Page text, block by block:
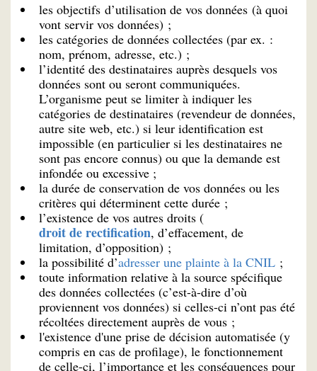
les objectifs d’utilisation de vos données (à quoi
vont servir vos données) ;
les catégories de données collectées (par ex. :
nom, prénom, adresse, etc.) ;
l’identité des destinataires auprès desquels vos
données sont ou seront communiquées.
L’organisme peut se limiter à indiquer les
catégories de destinataires (revendeur de données,
autre site web, etc.) si leur identification est
impossible (en particulier si les destinataires ne
sont pas encore connus) ou que la demande est
infondée ou excessive ;
la durée de conservation de vos données ou les
critères qui déterminent cette durée ;
l’existence de vos autres droits (
droit de rectification, d’effacement, de
limitation, d’opposition) ;
la possibilité d’adresser une plainte à la CNIL ;
toute information relative à la source spécifique
des données collectées (c’est-à-dire d’où
proviennent vos données) si celles-ci n’ont pas été
récoltées directement auprès de vous ;
l'existence d'une prise de décision automatisée (y
compris en cas de profilage), le fonctionnement
de celle-ci, l’importance et les conséquences pour